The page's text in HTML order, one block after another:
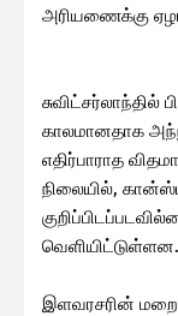
அரியணைக்கு
காலமானதாக
எதிர்பாராத
நிலையில்,
வெளியிட்டுள்ளன.
இளவரசரின்